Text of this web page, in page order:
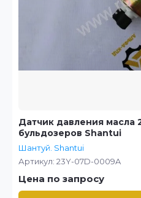
Датчик давления масла
бульдозеров Shantui
Шантуй. Shantui
Артикул: 23Y-07D-0009A
Цена по запросу